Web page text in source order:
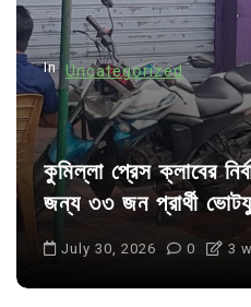
o
n
In Uncategorized
কুমিল্লা প্রেস ক্লাবের
জন্য ৩৩ জন প্রার্থী
July 30, 2026 0 3